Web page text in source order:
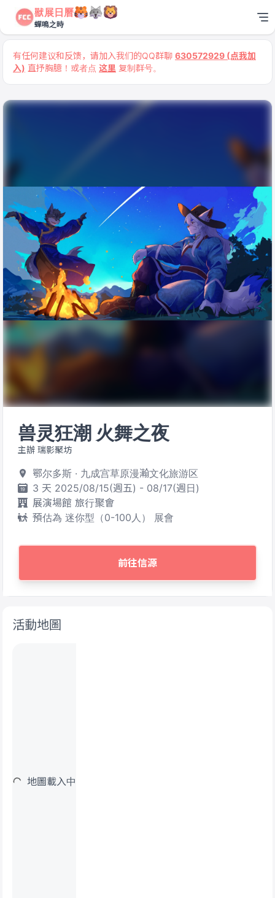
獸展日曆
蟬鳴之時
有任何建议和反馈，请加入我们的QQ群聊 630572929 (点我加
入) 直抒胸臆！或者点 这里 复制群号。
兽灵狂潮 火舞之夜
主辦 瑞影聚坊
鄂尔多斯 · 九成宫草原漫瀚文化旅游区
3 天 2025/08/15(週五) - 08/17(週日)
展演場館 旅行聚會
預估為 迷你型（0-100人） 展會
前往信源
活動地圖
地圖載入中